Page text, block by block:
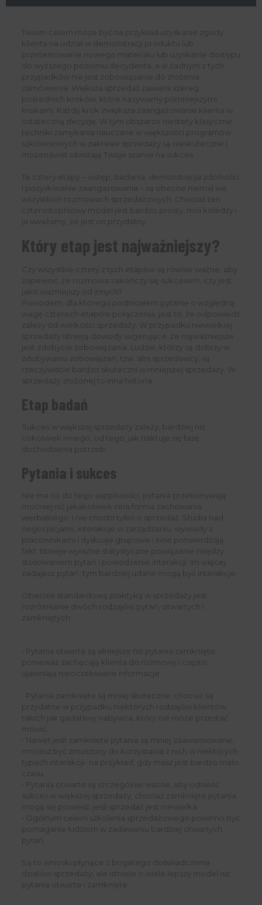
Twoim celem może być na przykład uzyskanie zgody
klienta na udział w demonstracji produktu lub
przetestowanie nowego materiału lub uzyskanie dostępu
do wyższego poziomu decydenta, a w żadnym z tych
przypadków nie jest zobowiązanie do złożenia
zamówienia. Większa sprzedaż zawiera szereg
pośrednich kroków, które nazywamy pomniejszymi
krokami. Każdy krok zwiększa zaangażowanie klienta w
ostateczną decyzję. W tym obszarze niestety klasyczne
techniki zamykania nauczane w większości programów
szkoleniowych w zakresie sprzedaży są nieskuteczne i
możenawet obniżają Twoje szanse na sukces.
Te cztery etapy – wstęp, badania, demonstracja zdolności
i pozyskiwanie zaangażowania – są obecne niemal we
wszystkich rozmowach sprzedażowych. Chociaż ten
czterostopniowy model jest bardzo prosty, moi koledzy i
ja uważamy, że jest on przydatny.
Który etap jest najważniejszy?
Czy wszystkie cztery z tych etapów są równie ważne, aby
zapewnić, że rozmowa zakończy się sukcesem, czy jest
jakiś ważniejszy od innych?
Powodem, dla którego podniosłem pytanie o względną
wagę czterech etapów połączenia, jest to, że odpowiedź
zależy od wielkości sprzedaży. W przypadku niewielkiej
sprzedaży istnieją dowody sugerujące, że najważniejsze
jest zdobycie zobowiązania. Ludzie, którzy są dobrzy w
zdobywaniu zobowiązań, tzw. silni sprzedawcy, są
rzeczywiście bardzo skuteczni w mniejszej sprzedaży. W
sprzedaży złożonej to inna historia.
Etap badań
Sukces w większej sprzedaży zależy, bardziej niż
cokolwiek innego, od tego, jak traktuje się fazę
dochodzenia potrzeb.
Pytania i sukces
Nie ma co do tego wątpliwości, pytania przekonywają
mocniej niż jakakolwiek inna forma zachowania
werbalnego. I nie chodzi tylko o sprzedaż. Studia nad
negocjacjami, interakcje w zarządzaniu, wywiady z
pracownikami i dyskusje grupowe i inne potwierdzają
fakt. Istnieje wyraźne statystyczne powiązanie między
stosowaniem pytań i powodzenie interakcji. Im więcej
zadajesz pytań, tym bardziej udane mogą być interakcje.
Obecnie standardową praktyką w sprzedaży jest
rozróżnianie dwóch rodzajów pytań, otwartych i
zamkniętych.
• Pytania otwarte są silniejsze niż pytania zamknięte,
ponieważ zachęcają klienta do rozmowy i często
ujawniają nieoczekiwane informacje.
• Pytania zamknięte są mniej skuteczne, chociaż są
przydatne w przypadku niektórych rodzajów klientów,
takich jak gadatliwy nabywca, który nie może przestać
mówić.
• Nawet jeśli zamknięte pytania są mniej zaawansowane,
możesz być zmuszony do korzystania z nich w niektórych
typach interakcji- na przykład, gdy masz jest bardzo mało
czasu.
• Pytania otwarte są szczególnie ważne, aby odnieść
sukces w większej sprzedaży, chociaż zamknięte pytania
mogą się powieść, jeśli sprzedaż jest niewielka.
• Ogólnym celem szkolenia sprzedażowego powinno być
pomaganie ludziom w zadawaniu bardziej otwartych
pytań.
Są to wnioski płynące z bogatego doświadczenia
działów sprzedaży, ale istnieje o wiele lepszy model niż
pytania otwarte i zamknięte.